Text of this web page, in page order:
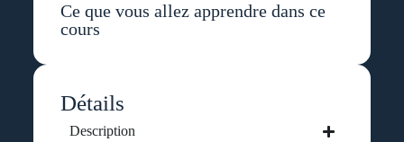
Ce que vous allez apprendre dans ce
cours
Détails
Description